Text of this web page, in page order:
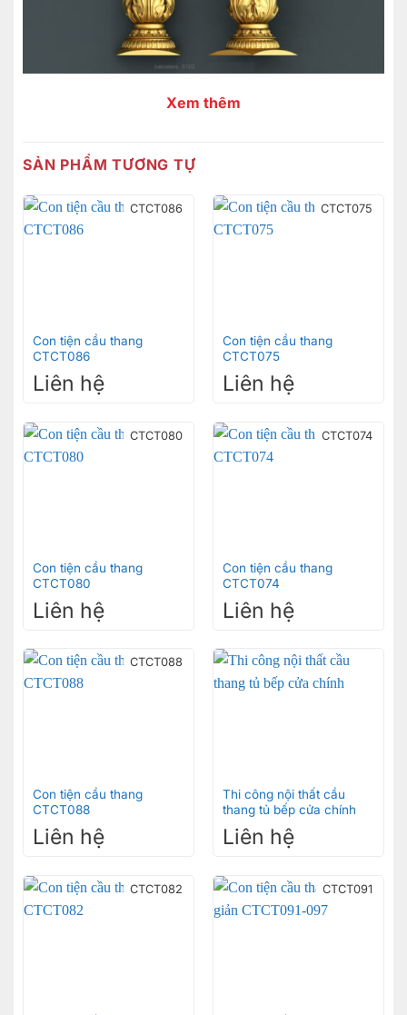
Xem thêm
SẢN PHẨM TƯƠNG TỰ
CTCT086
Con tiện cầu thang
CTCT086
Liên hệ
CTCT075
Con tiện cầu thang
CTCT075
Liên hệ
CTCT080
Con tiện cầu thang
CTCT080
Liên hệ
CTCT074
Con tiện cầu thang
CTCT074
Liên hệ
CTCT088
Con tiện cầu thang
CTCT088
Liên hệ
Thi công nội thất cầu
thang tủ bếp cửa chính
Liên hệ
CTCT082 CTCT091